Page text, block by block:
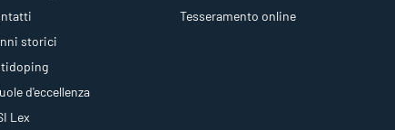
storici
d'eccellenza
Lex
Tesseramento online